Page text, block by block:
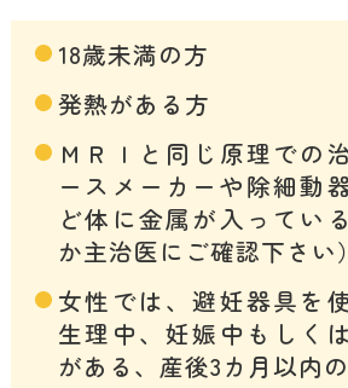
18歳未満の方
発熱がある方
ＭＲＩと同じ原理での
ースメーカーや除細動
ど体に金属が入ってい
か主治医にご確認下さい）
女性では、避妊器具を
生理中、妊娠中もしく
がある、産後3カ月以内